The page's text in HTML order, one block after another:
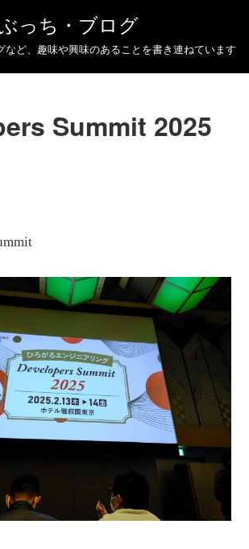
っち・ブログ
など、趣味や興味のあることを書き連ねています
Summit 2025